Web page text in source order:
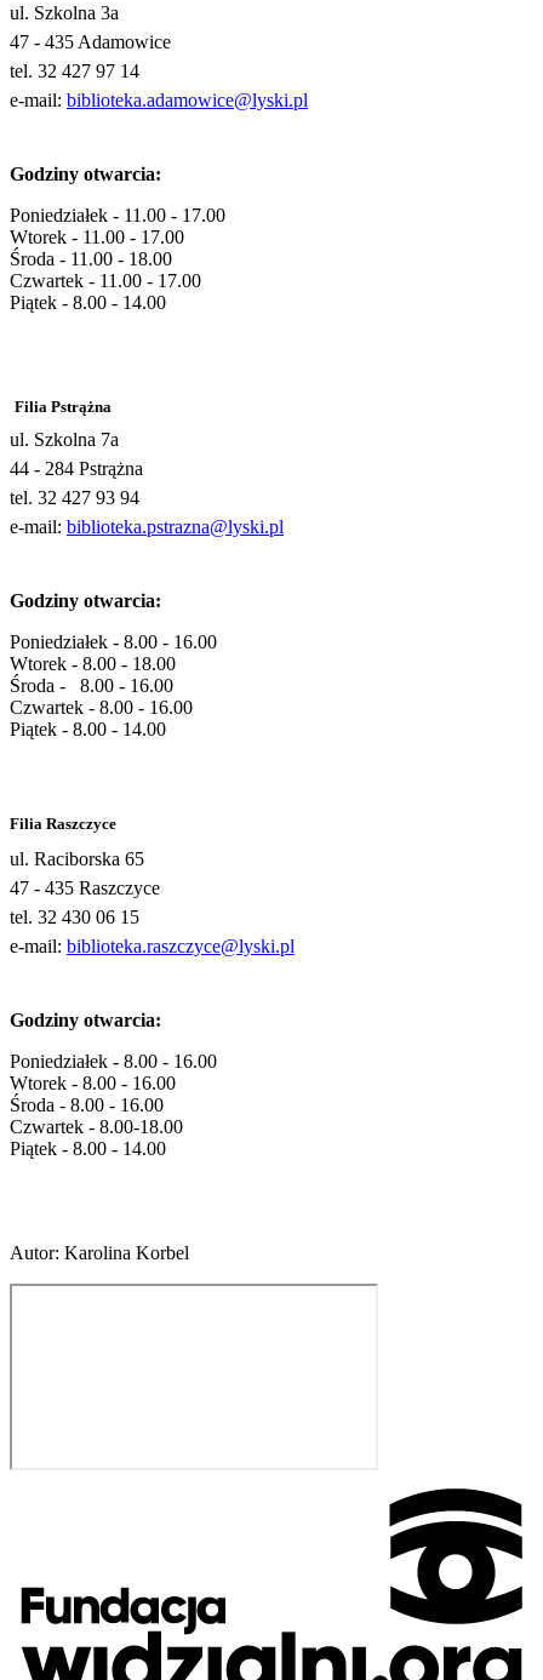
ul. Szkolna 3a
47 - 435 Adamowice
tel. 32 427 97 14
e-mail: biblioteka.adamowice@lyski.pl
Godziny otwarcia:
Poniedziałek - 11.00 - 17.00
Wtorek - 11.00 - 17.00
Środa - 11.00 - 18.00
Czwartek - 11.00 - 17.00
Piątek - 8.00 - 14.00
Filia Pstrążna
ul. Szkolna 7a
44 - 284 Pstrążna
tel. 32 427 93 94
e-mail: biblioteka.pstrazna@lyski.pl
Godziny otwarcia:
Poniedziałek - 8.00 - 16.00
Wtorek - 8.00 - 18.00
Środa - 8.00 - 16.00
Czwartek - 8.00 - 16.00
Piątek - 8.00 - 14.00
Filia Raszczyce
ul. Raciborska 65
47 - 435 Raszczyce
tel. 32 430 06 15
e-mail: biblioteka.raszczyce@lyski.pl
Godziny otwarcia:
Poniedziałek - 8.00 - 16.00
Wtorek - 8.00 - 16.00
Środa - 8.00 - 16.00
Czwartek - 8.00-18.00
Piątek - 8.00 - 14.00
Autor: Karolina Korbel